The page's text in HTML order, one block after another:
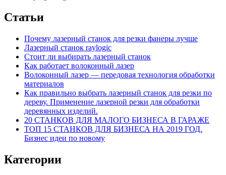
Статьи
Почему лазерный станок для резки фанеры лучше
Лазерный станок raylogic
Стоит ли выбирать лазерный станок
Как работает волоконный лазер
Волоконный лазер — передовая технология обработки
материалов
Как правильно выбрать лазерный станок для резки по
дереву. Применение лазерной резки для обработки
деревянных изделий.
20 СТАНКОВ ДЛЯ МАЛОГО БИЗНЕСА В ГАРАЖЕ
ТОП 15 СТАНКОВ ДЛЯ БИЗНЕСА НА 2019 ГОД.
Бизнес идеи по новому
Категории